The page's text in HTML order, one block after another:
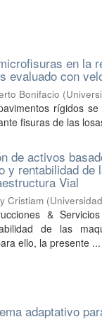
en la
evaluado con
Bonifacio (
rígidos
fisuras de las
de activos
y rentabilidad
Vial
Cristiam (
&
de las
ello, la presente ...
adaptativo